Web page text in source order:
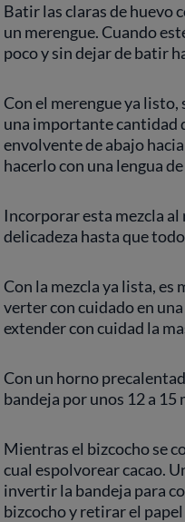
Batir las claras de huevo
un merengue. Cuando
poco y sin dejar de batir
Con el merengue ya listo,
una importante cantidad
envolvente de abajo
hacerlo con una lengua
Incorporar esta mezcla al
delicadeza hasta que
Con la mezcla ya lista, es
verter con cuidado en
extender con cuidad la
Con un horno
bandeja por unos 12 a 15
Mientras el bizcocho se
cual espolvorear cacao.
invertir la bandeja para
bizcocho y retirar el